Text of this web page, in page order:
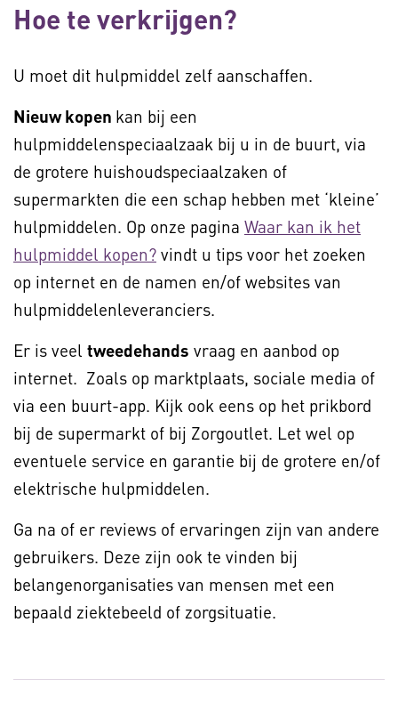
Hoe te verkrijgen?
U moet dit hulpmiddel zelf aanschaffen.
Nieuw kopen kan bij een
hulpmiddelenspeciaalzaak bij u in de buurt, via
de grotere huishoudspeciaalzaken of
supermarkten die een schap hebben met ‘kleine’
hulpmiddelen. Op onze pagina Waar kan ik het
hulpmiddel kopen? vindt u tips voor het zoeken
op internet en de namen en/of websites van
hulpmiddelenleveranciers.
Er is veel tweedehands vraag en aanbod op
internet. Zoals op marktplaats, sociale media of
via een buurt-app. Kijk ook eens op het prikbord
bij de supermarkt of bij Zorgoutlet. Let wel op
eventuele service en garantie bij de grotere en/of
elektrische hulpmiddelen.
Ga na of er reviews of ervaringen zijn van andere
gebruikers. Deze zijn ook te vinden bij
belangenorganisaties van mensen met een
bepaald ziektebeeld of zorgsituatie.